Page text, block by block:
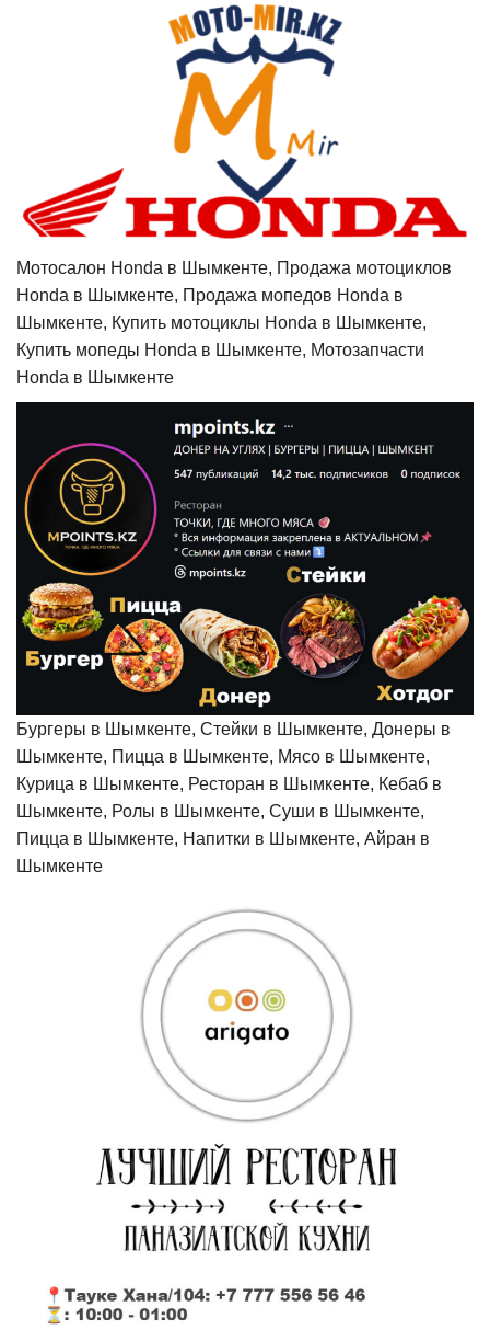
Мотосалон Honda в Шымкенте, Продажа мотоциклов
Honda в Шымкенте, Продажа мопедов Honda в
Шымкенте, Купить мотоциклы Honda в Шымкенте,
Купить мопеды Honda в Шымкенте, Мотозапчасти
Honda в Шымкенте
Бургеры в Шымкенте, Стейки в Шымкенте, Донеры в
Шымкенте, Пицца в Шымкенте, Мясо в Шымкенте,
Курица в Шымкенте, Ресторан в Шымкенте, Кебаб в
Шымкенте, Ролы в Шымкенте, Суши в Шымкенте,
Пицца в Шымкенте, Напитки в Шымкенте, Айран в
Шымкенте